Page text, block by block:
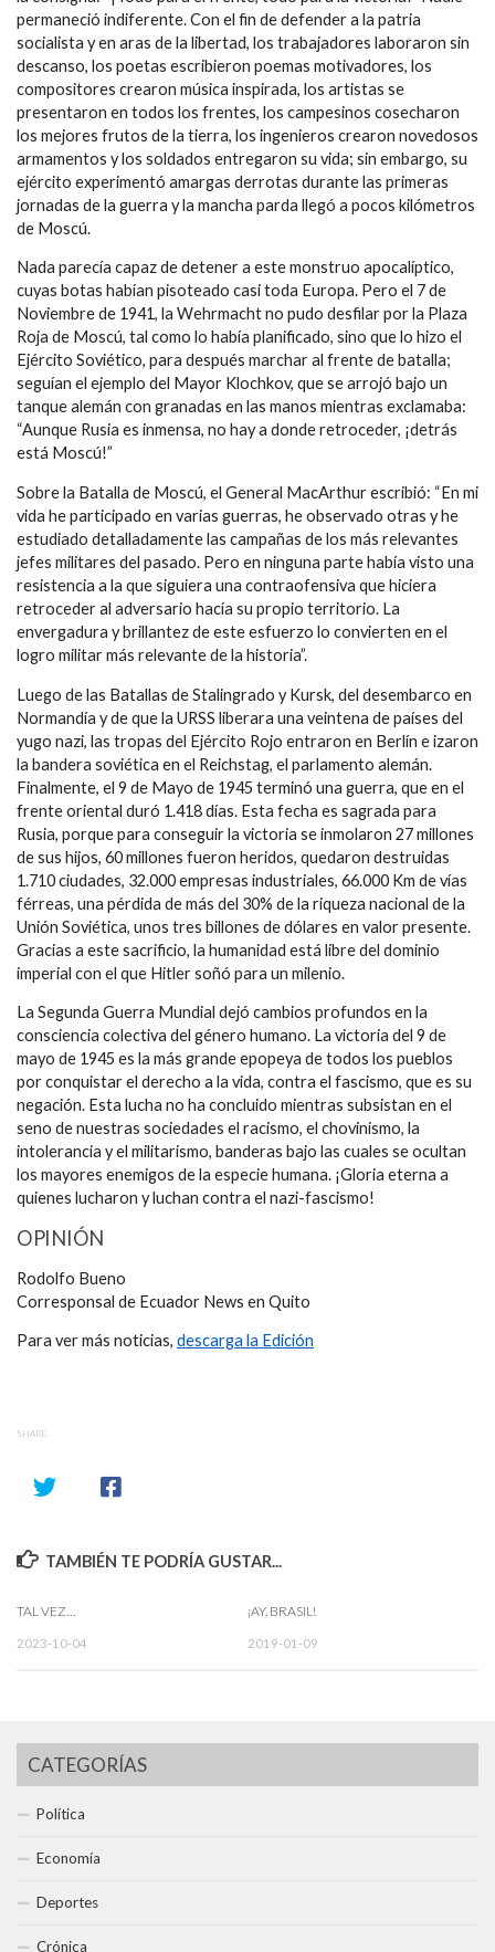
permaneció indiferente. Con el fin de defender a la patria
socialista y en aras de la libertad, los trabajadores laboraron sin
descanso, los poetas escribieron poemas motivadores, los
compositores crearon música inspirada, los artistas se
presentaron en todos los frentes, los campesinos cosecharon
los mejores frutos de la tierra, los ingenieros crearon novedosos
armamentos y los soldados entregaron su vida; sin embargo, su
ejército experimentó amargas derrotas durante las primeras
jornadas de la guerra y la mancha parda llegó a pocos kilómetros
de Moscú.
Nada parecía capaz de detener a este monstruo apocalíptico,
cuyas botas habían pisoteado casi toda Europa. Pero el 7 de
Noviembre de 1941, la Wehrmacht no pudo desfilar por la Plaza
Roja de Moscú, tal como lo había planificado, sino que lo hizo el
Ejército Soviético, para después marchar al frente de batalla;
seguían el ejemplo del Mayor Klochkov, que se arrojó bajo un
tanque alemán con granadas en las manos mientras exclamaba:
“Aunque Rusia es inmensa, no hay a donde retroceder, ¡detrás
está Moscú!”
Sobre la Batalla de Moscú, el General MacArthur escribió: “En mi
vida he participado en varias guerras, he observado otras y he
estudiado detalladamente las campañas de los más relevantes
jefes militares del pasado. Pero en ninguna parte había visto una
resistencia a la que siguiera una contraofensiva que hiciera
retroceder al adversario hacía su propio territorio. La
envergadura y brillantez de este esfuerzo lo convierten en el
logro militar más relevante de la historia”.
Luego de las Batallas de Stalingrado y Kursk, del desembarco en
Normandía y de que la URSS liberara una veintena de países del
yugo nazi, las tropas del Ejército Rojo entraron en Berlín e izaron
la bandera soviética en el Reichstag, el parlamento alemán.
Finalmente, el 9 de Mayo de 1945 terminó una guerra, que en el
frente oriental duró 1.418 días. Esta fecha es sagrada para
Rusia, porque para conseguir la victoria se inmolaron 27 millones
de sus hijos, 60 millones fueron heridos, quedaron destruidas
1.710 ciudades, 32.000 empresas industriales, 66.000 Km de vías
férreas, una pérdida de más del 30% de la riqueza nacional de la
Unión Soviética, unos tres billones de dólares en valor presente.
Gracias a este sacrificio, la humanidad está libre del dominio
imperial con el que Hitler soñó para un milenio.
La Segunda Guerra Mundial dejó cambios profundos en la
consciencia colectiva del género humano. La victoria del 9 de
mayo de 1945 es la más grande epopeya de todos los pueblos
por conquistar el derecho a la vida, contra el fascismo, que es su
negación. Esta lucha no ha concluido mientras subsistan en el
seno de nuestras sociedades el racismo, el chovinismo, la
intolerancia y el militarismo, banderas bajo las cuales se ocultan
los mayores enemigos de la especie humana. ¡Gloria eterna a
quienes lucharon y luchan contra el nazi-fascismo!
OPINIÓN
Rodolfo Bueno
Corresponsal de Ecuador News en Quito
Para ver más noticias, descarga la Edición
SHARE
TAMBIÉN TE PODRÍA GUSTAR...
TAL VEZ…
2023-10-04
¡AY, BRASIL!
2019-01-09
CATEGORÍAS
Política
Economía
Deportes
Crónica